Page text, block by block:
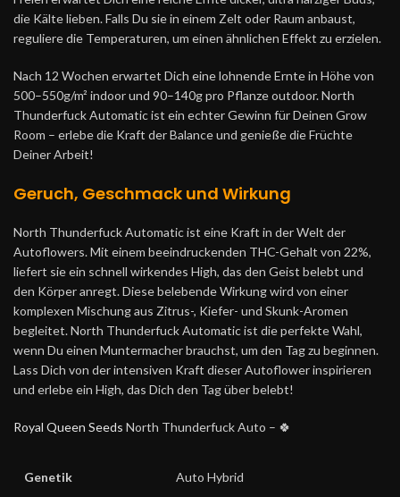
die Kälte lieben. Falls Du sie in einem Zelt oder Raum anbaust,
reguliere die Temperaturen, um einen ähnlichen Effekt zu erzielen.
Nach 12 Wochen erwartet Dich eine lohnende Ernte in Höhe von
500–550g/m² indoor und 90–140g pro Pflanze outdoor. North
Thunderfuck Automatic ist ein echter Gewinn für Deinen Grow
Room – erlebe die Kraft der Balance und genieße die Früchte
Deiner Arbeit!
Geruch, Geschmack und Wirkung
North Thunderfuck Automatic ist eine Kraft in der Welt der
Autoflowers. Mit einem beeindruckenden THC-Gehalt von 22%,
liefert sie ein schnell wirkendes High, das den Geist belebt und
den Körper anregt. Diese belebende Wirkung wird von einer
komplexen Mischung aus Zitrus-, Kiefer- und Skunk-Aromen
begleitet. North Thunderfuck Automatic ist die perfekte Wahl,
wenn Du einen Muntermacher brauchst, um den Tag zu beginnen.
Lass Dich von der intensiven Kraft dieser Autoflower inspirieren
und erlebe ein High, das Dich den Tag über belebt!
Royal Queen Seeds North Thunderfuck Auto – 🍀
Genetik Auto Hybrid